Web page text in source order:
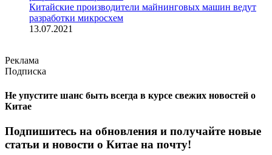
Китайские производители майнинговых машин ведут
разработки микросхем
13.07.2021
Реклама
Подписка
Не упустите шанс быть всегда в курсе свежих новостей о
Китае
Подпишитесь на обновления и получайте новые
статьи и новости о Китае на почту!